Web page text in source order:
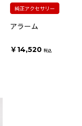
純正アクセサリー
アラーム
￥14,520 税込